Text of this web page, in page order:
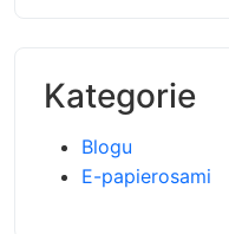
Kategorie
Blogu
E-papierosami